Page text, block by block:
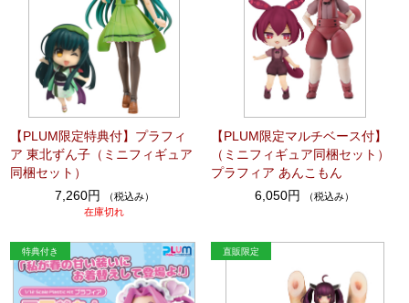
【PLUM限定特典付】プラフィ
ア 東北ずん子（ミニフィギュア
同梱セット）
7,260円
（税込み）
在庫切れ
【PLUM限定マルチベース付】
（ミニフィギュア同梱セット）
プラフィア あんこもん
6,050円
（税込み）